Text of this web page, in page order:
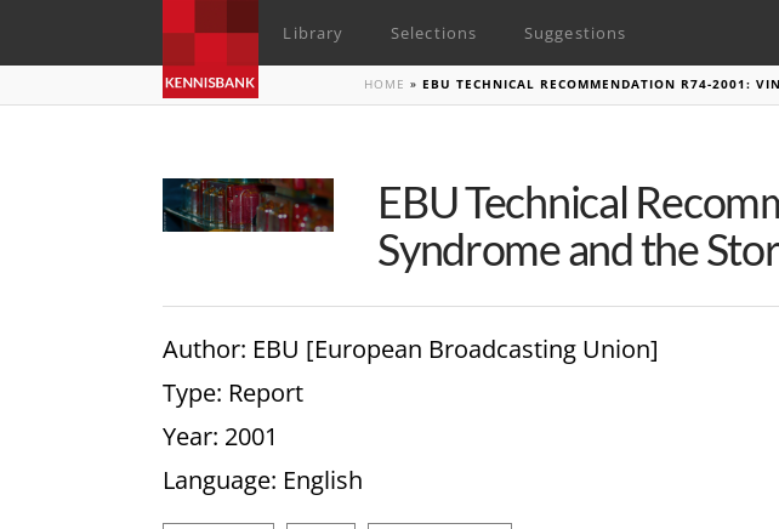
Library Selections Suggestions
HOME »EBU TECHNICAL RECOMMENDATION R74-2001:
EBU Technical
Syndrome and the
Author: EBU [European Broadcasting Union]
Type: Report
Year: 2001
Language: English